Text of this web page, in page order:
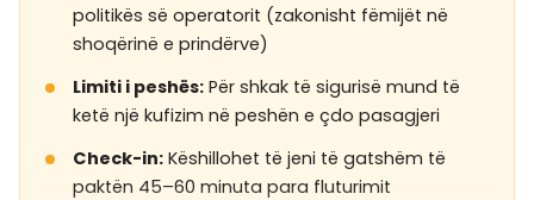
politikës së operatorit (zakonisht fëmijët në
shoqërinë e prindërve)
Limiti i peshës: Për shkak të sigurisë mund të
ketë një kufizim në peshën e çdo pasagjeri
Check-in: Këshillohet të jeni të gatshëm të
paktën 45–60 minuta para fluturimit